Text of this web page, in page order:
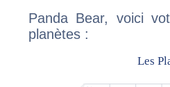
Panda Bear, voici
planètes :